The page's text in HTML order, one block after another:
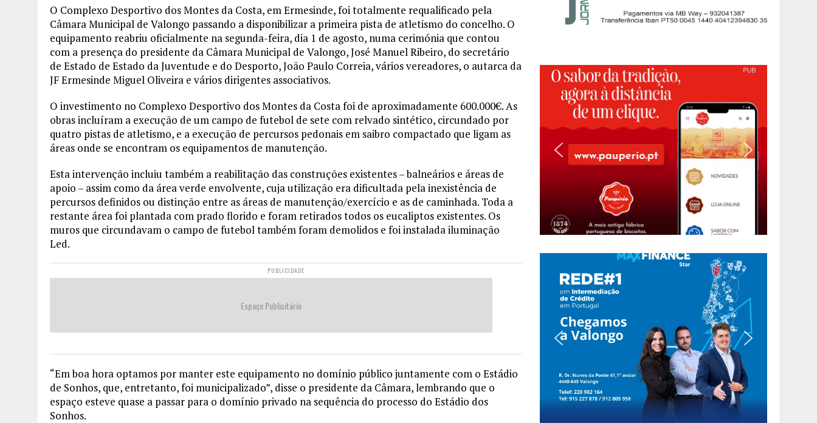
O Complexo Desportivo dos Montes da Costa, em Ermesinde, foi totalmente requalificado pela
Câmara Municipal de Valongo passando a disponibilizar a primeira pista de atletismo do concelho. O
equipamento reabriu oficialmente na segunda-feira, dia 1 de agosto, numa cerimónia que contou
com a presença do presidente da Câmara Municipal de Valongo, José Manuel Ribeiro, do secretário
de Estado de Estado da Juventude e do Desporto, João Paulo Correia, vários vereadores, o autarca da
JF Ermesinde Miguel Oliveira e vários dirigentes associativos.
O investimento no Complexo Desportivo dos Montes da Costa foi de aproximadamente 600.000€. As
obras incluíram a execução de um campo de futebol de sete com relvado sintético, circundado por
quatro pistas de atletismo, e a execução de percursos pedonais em saibro compactado que ligam as
áreas onde se encontram os equipamentos de manutenção.
Esta intervenção incluiu também a reabilitação das construções existentes – balneários e áreas de
apoio – assim como da área verde envolvente, cuja utilização era dificultada pela inexistência de
percursos definidos ou distinção entre as áreas de manutenção/exercício e as de caminhada. Toda a
restante área foi plantada com prado florido e foram retirados todos os eucaliptos existentes. Os
muros que circundavam o campo de futebol também foram demolidos e foi instalada iluminação
Led.
PUBLICIDADE
Espaço Publicitário
“Em boa hora optamos por manter este equipamento no domínio público juntamente com o Estádio
de Sonhos, que, entretanto, foi municipalizado”, disse o presidente da Câmara, lembrando que o
espaço esteve quase a passar para o domínio privado na sequência do processo do Estádio dos
Sonhos.